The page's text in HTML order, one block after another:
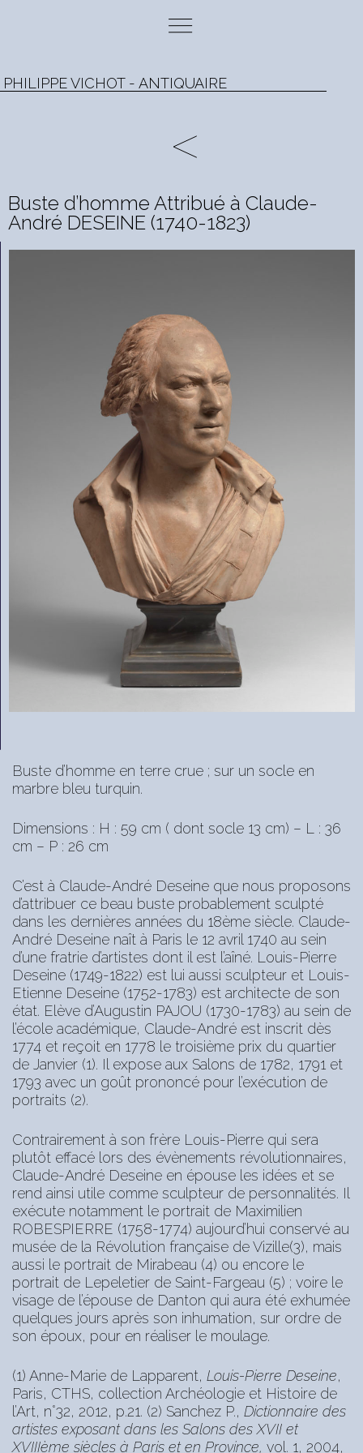
PHILIPPE VICHOT - ANTIQUAIRE
Buste d’homme Attribué à Claude-
André DESEINE (1740-1823)
Buste d’homme en terre crue ; sur un socle en
marbre bleu turquin.
Dimensions : H : 59 cm ( dont socle 13 cm) – L : 36
cm – P : 26 cm
C’est à Claude-André Deseine que nous proposons
d’attribuer ce beau buste probablement sculpté
dans les dernières années du 18ème siècle. Claude-
André Deseine naît à Paris le 12 avril 1740 au sein
d’une fratrie d’artistes dont il est l’aîné. Louis-Pierre
Deseine (1749-1822) est lui aussi sculpteur et Louis-
Etienne Deseine (1752-1783) est architecte de son
état. Elève d’Augustin PAJOU (1730-1783) au sein de
l’école académique, Claude-André est inscrit dès
1774 et reçoit en 1778 le troisième prix du quartier
de Janvier (1). Il expose aux Salons de 1782, 1791 et
1793 avec un goût prononcé pour l’exécution de
portraits (2).
Contrairement à son frère Louis-Pierre qui sera
plutôt effacé lors des évènements révolutionnaires,
Claude-André Deseine en épouse les idées et se
rend ainsi utile comme sculpteur de personnalités. Il
exécute notamment le portrait de Maximilien
ROBESPIERRE (1758-1774) aujourd’hui conservé au
musée de la Révolution française de Vizille(3), mais
aussi le portrait de Mirabeau (4) ou encore le
portrait de Lepeletier de Saint-Fargeau (5) ; voire le
visage de l’épouse de Danton qui aura été exhumée
quelques jours après son inhumation, sur ordre de
son époux, pour en réaliser le moulage.
(1) Anne-Marie de Lapparent, Louis-Pierre Deseine,
Paris, CTHS, collection Archéologie et Histoire de
l’Art, n°32, 2012, p.21. (2) Sanchez P., Dictionnaire des
artistes exposant dans les Salons des XVII et
XVIIIème siècles à Paris et en Province, vol. 1, 2004,